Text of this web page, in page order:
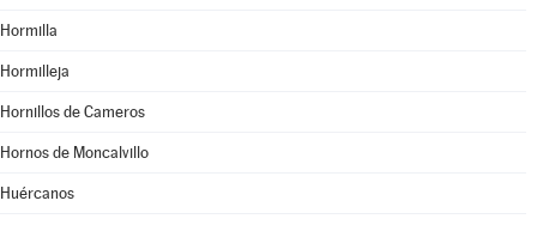
Hormilla
Hormilleja
Hornillos de Cameros
Hornos de Moncalvillo
Huércanos